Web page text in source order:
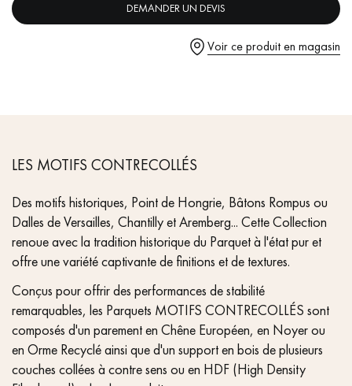
Demandez un rendez-vous personnalisé
DEMANDER UN DEVIS
Voir ce produit en magasin
LES MOTIFS CONTRECOLLÉS
Des motifs historiques, Point de Hongrie, Bâtons Rompus ou
Dalles de Versailles, Chantilly et Aremberg... Cette Collection
renoue avec la tradition historique du Parquet à l'état pur et
offre une variété captivante de finitions et de textures.
Conçus pour offrir des performances de stabilité
remarquables, les Parquets MOTIFS CONTRECOLLÉS sont
composés d'un parement en Chêne Européen, en Noyer ou
en Orme Recyclé ainsi que d'un support en bois de plusieurs
couches collées à contre sens ou en HDF (High Density